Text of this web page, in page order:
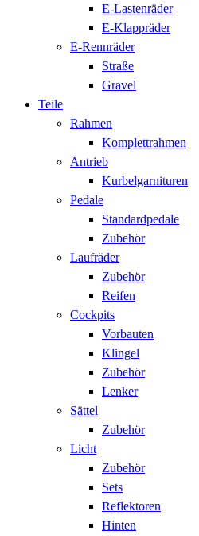
E-Lastenräder
E-Klappräder
E-Rennräder
Straße
Gravel
Teile
Rahmen
Komplettrahmen
Antrieb
Kurbelgarnituren
Pedale
Standardpedale
Zubehör
Laufräder
Zubehör
Reifen
Cockpits
Vorbauten
Klingel
Zubehör
Lenker
Sättel
Zubehör
Licht
Zubehör
Sets
Reflektoren
Hinten